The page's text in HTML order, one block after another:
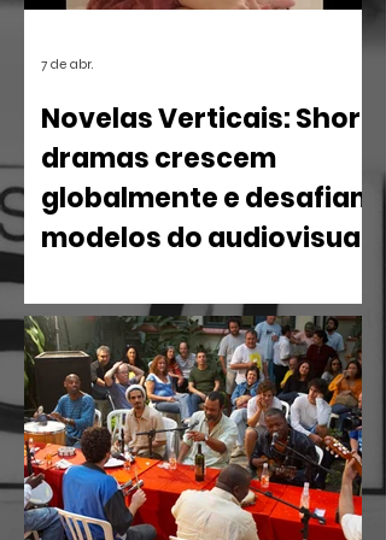
Novelas Verticais: Short
dramas crescem
globalmente e desafiam
modelos do audiovisual
em 2026 confirma uma tendência
irreversível: o espectador busca
narrativas ágeis, dramáticas e
estritamente verticais.
7 de abr.